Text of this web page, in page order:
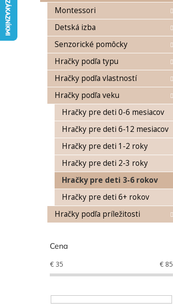
Montessori
Detská izba
Senzorické pomôcky
Hračky podľa typu
Hračky podľa vlastností
Hračky podľa veku
Hračky pre deti 0-6 mesiacov
Hračky pre deti 6-12 mesiacov
Hračky pre deti 1-2 roky
Hračky pre deti 2-3 roky
Hračky pre deti 3-6 rokov
Hračky pre deti 6+ rokov
Hračky podľa príležitosti
Cena
€ 35 € 85